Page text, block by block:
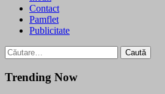
Contact
Pamflet
Publicitate
Caută
după:
Trending Now